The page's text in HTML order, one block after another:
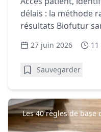
délais : la méthode
résultats Biofutur
27 juin 2026
Sauvegarder
Les 40 règles de base